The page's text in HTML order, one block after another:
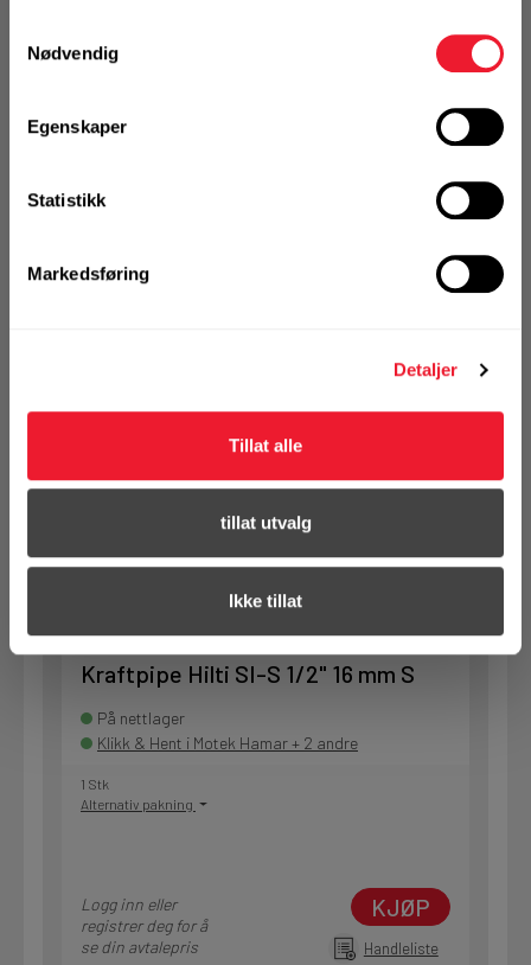
Nødvendig
Egenskaper
Statistikk
Markedsføring
Detaljer
Tillat alle
tillat utvalg
Ikke tillat
registrer deg for å
se din avtalepris
Handleliste
Kraftpipe Hilti SI-S 1/2" 15 mm S
Art.nr. 72070373
Kraftpipe Hilti SI-S 1/2" 16 mm S
På nettlager
Klikk & Hent i Motek Hamar + 2 andre
1 Stk
Alternativ pakning
Logg inn eller
registrer deg for å
se din avtalepris
KJØP
Handleliste